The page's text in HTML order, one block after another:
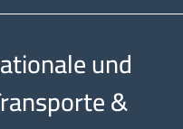
und
&